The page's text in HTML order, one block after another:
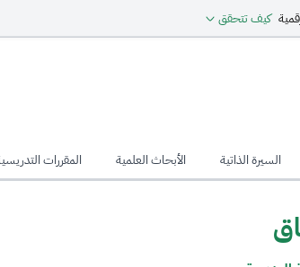
كيف تتحقق
السيرة الذاتية الأبحاث العلمية المقررات